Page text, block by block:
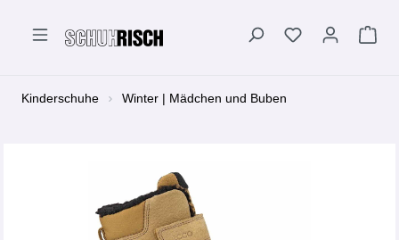
Kinderschuhe Winter | Mädchen und Buben